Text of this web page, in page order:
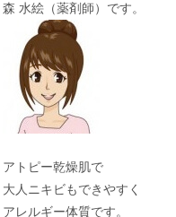
森 水絵（薬剤師）です。
アトピー乾燥肌で
大人ニキビもできやすく
アレルギー体質です。